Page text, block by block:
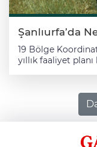
Şanlıurfa’da
19 Bölge
yıllık faaliyet planı
Çatak
kazası senaryosu
toplam 6
yaralılardan 5’i